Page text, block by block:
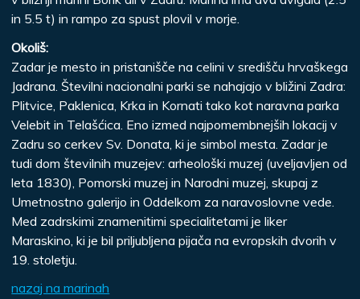
in 5.5 t) in rampo za spust plovil v morje.
Okoliš:
Zadar je mesto in pristanišče na celini v središču hrvaškega
Jadrana. Številni nacionalni parki se nahajajo v bližini Zadra:
Plitvice, Paklenica, Krka in Kornati tako kot naravna parka
Velebit in Telašćica. Eno izmed najpomembnejših lokacij v
Zadru so cerkev Sv. Donata, ki je simbol mesta. Zadar je
tudi dom številnih muzejev: arheološki muzej (uveljavljen od
leta 1830), Pomorski muzej in Narodni muzej, skupaj z
Umetnostno galerijo in Oddelkom za naravoslovne vede.
Med zadrskimi znamenitimi specialitetami je liker
Maraskino, ki je bil priljubljena pijača na evropskih dvorih v
19. stoletju.
nazaj na marinah